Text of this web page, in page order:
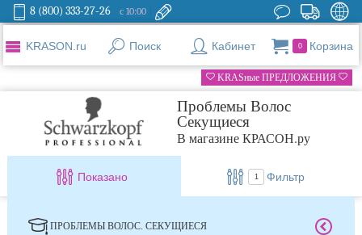
8 (800) 333-27-26 с 10:00
KRASON.ru Поиск Кабинет 0 Корзина
KRASные ПРЕДЛОЖЕНИЯ
Проблемы Волос
Секущиеся
В магазине КРАСОН.ру
Показано 1 Фильтр
ПРОБЛЕМЫ ВОЛОС. СЕКУЩИЕСЯ